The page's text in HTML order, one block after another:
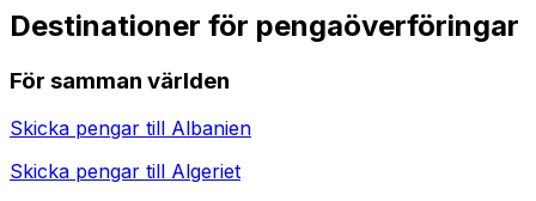
Destinationer för pengaöverföringar
För samman världen
Skicka pengar till Albanien
Skicka pengar till Algeriet